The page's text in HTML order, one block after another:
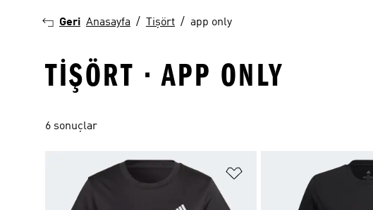
Geri Anasayfa Tişört app only
TIŞÖRT · APP ONLY
6 sonuçlar
Favori Listesine Ekle